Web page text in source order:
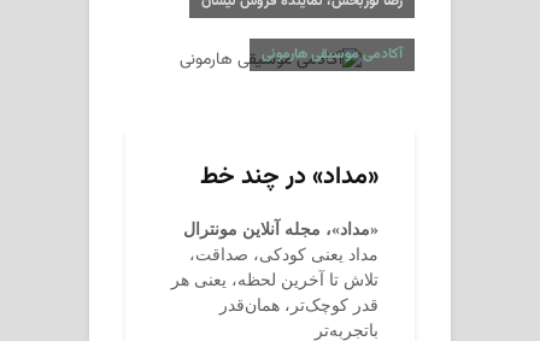
آکادمی موسیقی هارمونی
«مداد» در چند خط
«مداد»، مجله آنلاین مونترال
مداد یعنی کودکی، صداقت،
تلاش تا آخرین لحظه، یعنی هر
قدر کوچک‌تر، همان‌قدر
باتجربه‌تر